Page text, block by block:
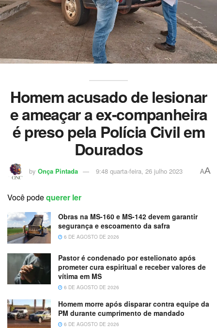
Homem acusado de lesionar
e ameaçar a ex-companheira
é preso pela Polícia Civil em
Dourados
by Onça Pintada 9:48 quarta-feira, 26 julho 2023 AA
Você podequerer ler
Obras na MS-160 e MS-142 devem garantir
segurança e escoamento da safra
6 DE AGOSTO DE 2026
Pastor é condenado por estelionato após
prometer cura espiritual e receber valores de
vítima em MS
6 DE AGOSTO DE 2026
Homem morre após disparar contra equipe da
PM durante cumprimento de mandado
6 DE AGOSTO DE 2026